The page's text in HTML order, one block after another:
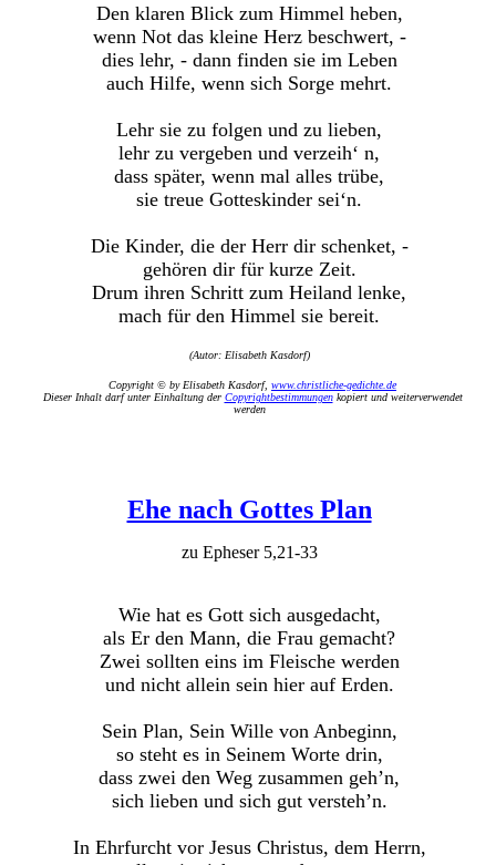
Den klaren Blick zum Himmel heben,
wenn Not das kleine Herz beschwert, -
dies lehr, - dann finden sie im Leben
auch Hilfe, wenn sich Sorge mehrt.
Lehr sie zu folgen und zu lieben,
lehr zu vergeben und verzeih‘ n,
dass später, wenn mal alles trübe,
sie treue Gotteskinder sei‘n.
Die Kinder, die der Herr dir schenket, -
gehören dir für kurze Zeit.
Drum ihren Schritt zum Heiland lenke,
mach für den Himmel sie bereit.
(Autor: Elisabeth Kasdorf)
Copyright © by Elisabeth Kasdorf, www.christliche-gedichte.de
Dieser Inhalt darf unter Einhaltung der Copyrightbestimmungenkopiert und weiterverwendet
werden
Ehe nach Gottes Plan
zu Epheser 5,21-33
Wie hat es Gott sich ausgedacht,
als Er den Mann, die Frau gemacht?
Zwei sollten eins im Fleische werden
und nicht allein sein hier auf Erden.
Sein Plan, Sein Wille von Anbeginn,
so steht es in Seinem Worte drin,
dass zwei den Weg zusammen geh’n,
sich lieben und sich gut versteh’n.
In Ehrfurcht vor Jesus Christus, dem Herrn,